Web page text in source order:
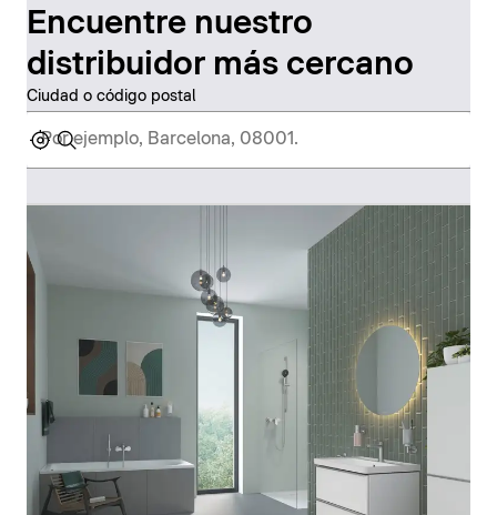
Encuentre nuestro
distribuidor más cercano
Ciudad o código postal